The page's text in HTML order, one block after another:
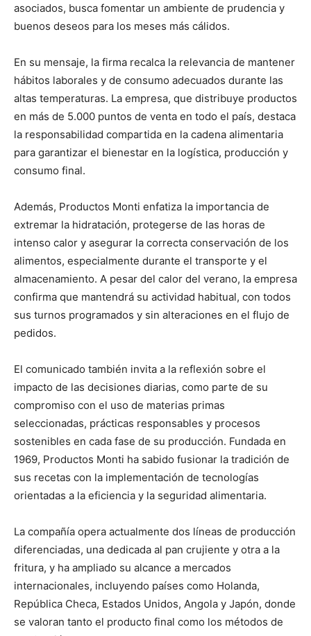
asociados, busca fomentar un ambiente de prudencia y
buenos deseos para los meses más cálidos.
En su mensaje, la firma recalca la relevancia de mantener
hábitos laborales y de consumo adecuados durante las
altas temperaturas. La empresa, que distribuye productos
en más de 5.000 puntos de venta en todo el país, destaca
la responsabilidad compartida en la cadena alimentaria
para garantizar el bienestar en la logística, producción y
consumo final.
Además, Productos Monti enfatiza la importancia de
extremar la hidratación, protegerse de las horas de
intenso calor y asegurar la correcta conservación de los
alimentos, especialmente durante el transporte y el
almacenamiento. A pesar del calor del verano, la empresa
confirma que mantendrá su actividad habitual, con todos
sus turnos programados y sin alteraciones en el flujo de
pedidos.
El comunicado también invita a la reflexión sobre el
impacto de las decisiones diarias, como parte de su
compromiso con el uso de materias primas
seleccionadas, prácticas responsables y procesos
sostenibles en cada fase de su producción. Fundada en
1969, Productos Monti ha sabido fusionar la tradición de
sus recetas con la implementación de tecnologías
orientadas a la eficiencia y la seguridad alimentaria.
La compañía opera actualmente dos líneas de producción
diferenciadas, una dedicada al pan crujiente y otra a la
fritura, y ha ampliado su alcance a mercados
internacionales, incluyendo países como Holanda,
República Checa, Estados Unidos, Angola y Japón, donde
se valoran tanto el producto final como los métodos de